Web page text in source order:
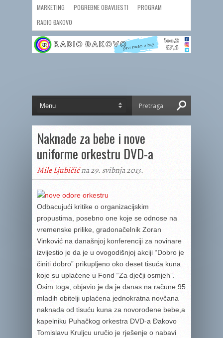
MARKETING POGREBNE OBAVIJESTI
PROGRAM
RADIO ĐAKOVO
Naknade za bebe i nove
uniforme orkestru DVD-a
Mile Ljubičićna 29. svibnja 2013.
Odbacujući kritike o organizacijskim
propustima, posebno one koje se odnose na
vremenske prilike, gradonačelnik Zoran
Vinković na današnjoj konferenciji za novinare
izvijestio je da je u ovogodišnjoj akciji “Dobro je
činiti dobro” prikupljeno oko deset tisuća kuna
koje su uplaćene u Fond “Za dječji osmjeh”.
Osim toga, objavio je da je danas na račune 95
mladih obitelji uplaćena jednokratna novčana
naknada od tisuću kuna za novorođene bebe,a
kapelniku Puhačkog orkestra DVD-a Đakovo
Tomislavu Kruljcu uručio je rješenje o nabavi